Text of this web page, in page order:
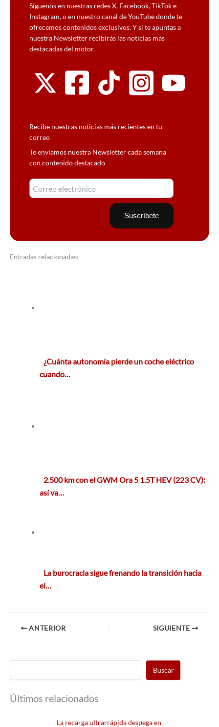
Síguenos en nuestras redes X, Facebook, TikTok e
Instagram, o en nuestro canal de YouTube donde te
ofrecemos contenidos exclusivos. Y si te apuntas a
nuestra Newsletter recibirás las noticias más
destacadas del motor.
Recibe nuestras noticias más recientes en tu
correo
Te enviamos nuestra Newsletter cada semana
con contenido destacado
Entradas relacionadas:
¿Cuánta autonomía pierde un coche eléctrico
cuando…
2.500 km con el GWM Ora 5 1.5T HEV (223 CV):
así va…
La burocracia sigue frenando la transición hacia
el…
ANTERIOR SIGUIENTE
Buscar
Últimos relacionados
La recarga ultrarrápida despega en